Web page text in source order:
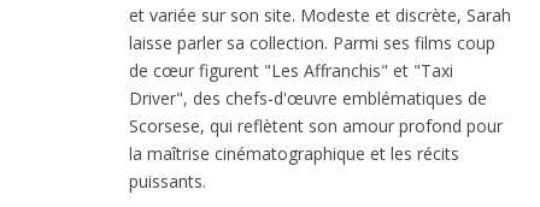
et variée sur son site. Modeste et discrète, Sarah
laisse parler sa collection. Parmi ses films coup
de cœur figurent "Les Affranchis" et "Taxi
Driver", des chefs-d'œuvre emblématiques de
Scorsese, qui reflètent son amour profond pour
la maîtrise cinématographique et les récits
puissants.